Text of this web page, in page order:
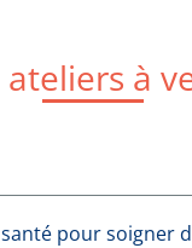
ateliers à
pour soigner